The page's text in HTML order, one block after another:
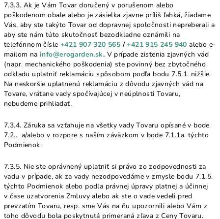
7.3.3. Ak je Vám Tovar doručený v porušenom alebo
poškodenom obale alebo je zásielka zjavne príliš ľahká, žiadame
Vás, aby ste takýto Tovar od dopravnej spoločnosti nepreberali a
aby ste nám túto skutočnosť bezodkladne oznámili na
telefónnom čísle +421 907 320 565 / +421 915 245 940 alebo e-
mailom na info@erogarden.sk. V prípade zistenia zjavných vád
(napr. mechanického poškodenia) ste povinný bez zbytočného
odkladu uplatniť reklamáciu spôsobom podľa bodu 7.5.1. nižšie.
Na neskoršie uplatnenú reklamáciu z dôvodu zjavných vád na
Tovare, vrátane vady spočívajúcej v neúplnosti Tovaru,
nebudeme prihliadať.
7.3.4. Záruka sa vzťahuje na všetky vady Tovaru opísané v bode
7.2.. a/alebo v rozpore s naším záväzkom v bode 7.1.1a. týchto
Podmienok.
7.3.5. Nie ste oprávnený uplatniť si právo zo zodpovednosti za
vadu v prípade, ak za vady nezodpovedáme v zmysle bodu 7.1.5.
týchto Podmienok alebo podľa právnej úpravy platnej a účinnej
v čase uzatvorenia Zmluvy alebo ak ste o vade vedeli pred
prevzatím Tovaru, resp. sme Vás na ňu upozornili alebo Vám z
toho dôvodu bola poskytnutá primeraná zľava z Ceny Tovaru.